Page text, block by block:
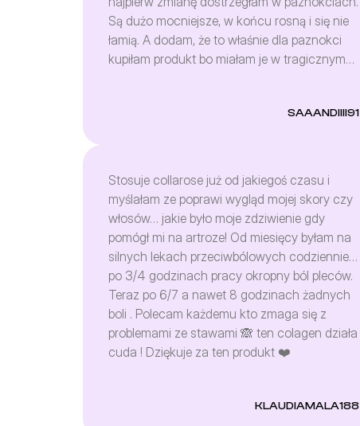
Są dużo mocniejsze, w końcu rosną i się nie
łamią. A dodam, że to właśnie dla paznokci
kupiłam produkt bo miałam je w tragicznym
puszą. A teraz skóra. Na buzi nie zauważyłam
ale! cellulit! pomniejszył się - bez ćwiczeń.
Skóra na ciele jest delikatniejsza w dotyku,
bardziej sprężysta. Dodatkowo od 6 lat
borykałam się z krostkami na ramionach. Nic
nie pomagało... Aż do teraz. Nawet nie wiecie
jakie było moje zdziwienie jak wczoraj
zorientowałam się, że już ich nie mam!!
Myślałam, że jest to produkt promowany bo
Deynn... ale nie! On działa i robi cuda :)!
Polecam
SAAANDIIII91
Stosuje collarose już od jakiegoś czasu i
myślałam ze poprawi wygląd mojej skory czy
włosów… jakie było moje zdziwienie gdy
pomógł mi na artroze! Od miesięcy byłam na
silnych lekach przeciwbólowych codziennie…
po 3/4 godzinach pracy okropny ból pleców.
Teraz po 6/7 a nawet 8 godzinach żadnych
boli . Polecam każdemu kto zmaga się z
problemami ze stawami 🙈 ten colagen działa
cuda ! Dziękuje za ten produkt ❤️
KLAUDIAMALA188